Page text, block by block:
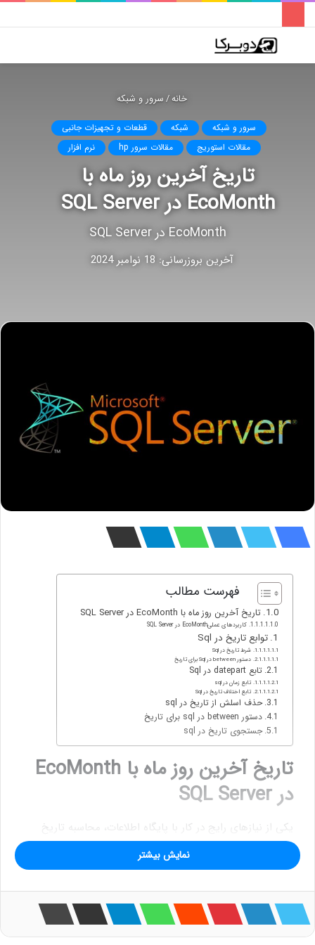
پوسته
فهرست
خانه/سرور و شبکه
سرور و شبکه شبکه
قطعات و تجهیزات جانبی
مقالات استوریج
مقالات سرور hp نرم افزار
تاریخ آخرین روز ماه با
EcoMonth در SQL Server
EcoMonth در SQL Server
آخرین بروزرسانی: 18 نوامبر 2024
فهرست مطالب
تاریخ آخرین روز ماه با EcoMonth در SQL Server
کاربردهای عملیEcoMonth در SQL Server
توابع تاریخ در Sql
شرط تاریخ در Sql
دستور between در Sql برای تاریخ
تابع datepart در Sql
تابع زمان در sql
تابع اختلاف تاریخ در Sql
حذف اسلش از تاریخ در sql
دستور between در sql برای تاریخ
جستجوی تاریخ در sql
تاریخ آخرین روز ماه با EcoMonth
در SQL Server
یکی از نیازهای رایج در کار با پایگاه اطلاعات، محاسبه تاریخ
آخرین روز ماه است.SQL Server با ارائه تابع کاربردی
، این فرآیند را ساده‌تر کرده است. در این مقاله، به
می‌کنیم.
تابع EOMONTH چیست؟
نمایش بیشتر